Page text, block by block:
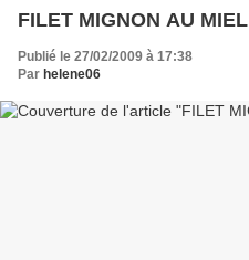
FILET MIGNON AU MIEL
Publié le 27/02/2009 à 17:38
Par helene06